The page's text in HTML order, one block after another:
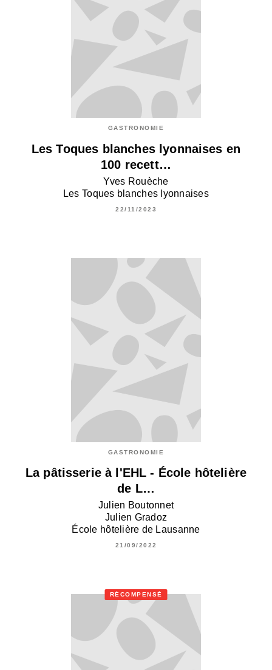
GASTRONOMIE
Les Toques blanches lyonnaises en
100 recett…
Yves Rouèche
Les Toques blanches lyonnaises
22/11/2023
GASTRONOMIE
La pâtisserie à l'EHL - École hôtelière
de L…
Julien Boutonnet
Julien Gradoz
École hôtelière de Lausanne
21/09/2022
RÉCOMPENSÉ